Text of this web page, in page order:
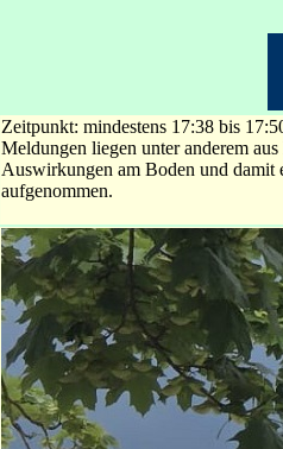
Zeitpunkt: mindestens 17:38 bis
Meldungen liegen unter anderem
Auswirkungen am Boden und
aufgenommen.